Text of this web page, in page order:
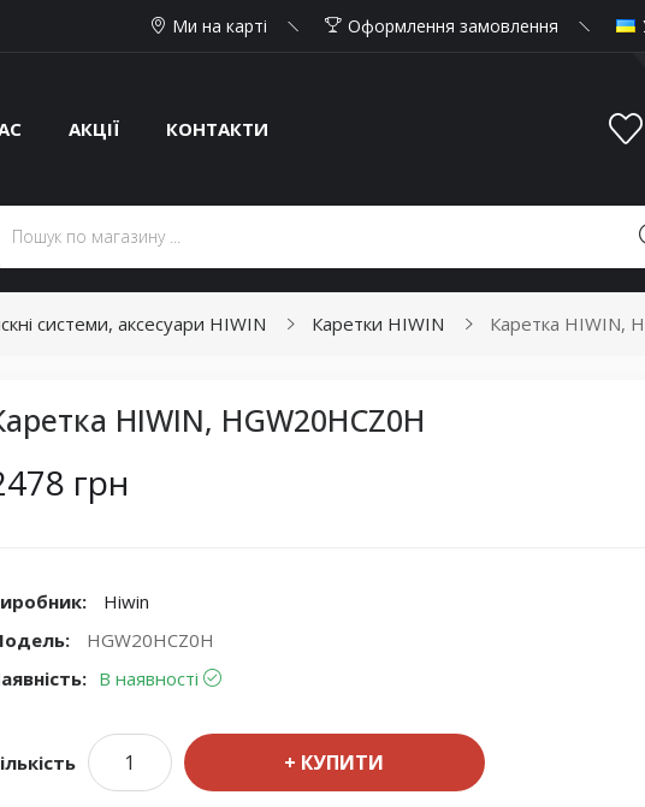
Ми на карті Оформлення замовлення
АКЦІЇ КОНТАКТИ
системи, аксесуари HIWIN Каретки HIWIN Каретка HIWIN,
HIWIN, HGW20HCZ0H
грн
Hiwin
HGW20HCZ0H
В наявності
КУПИТИ